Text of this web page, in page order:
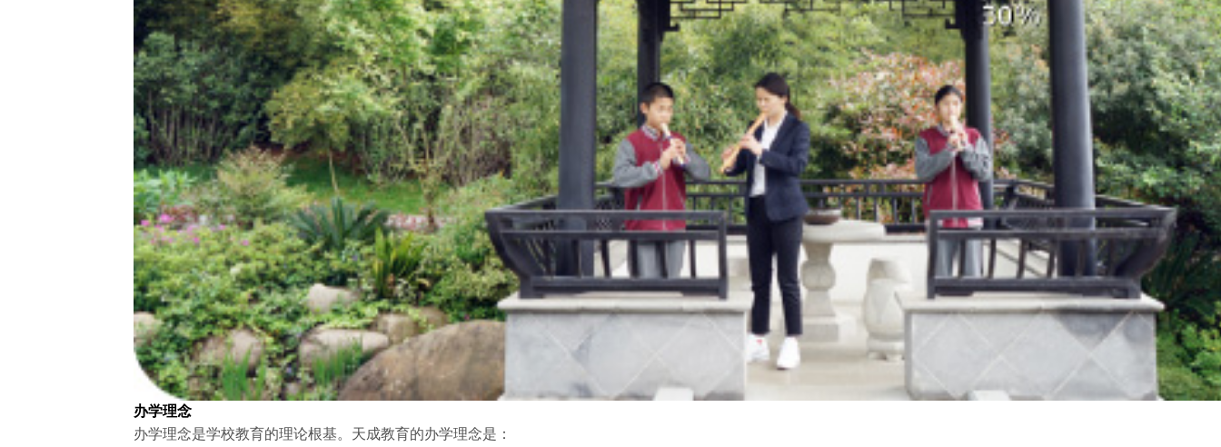
办学理念
办学理念是学校教育的理论根基。天成教育的办学理念是：